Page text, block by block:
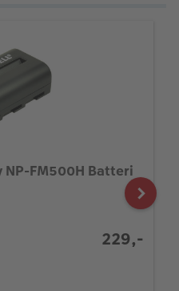
NP-FM500H Batteri
229,-